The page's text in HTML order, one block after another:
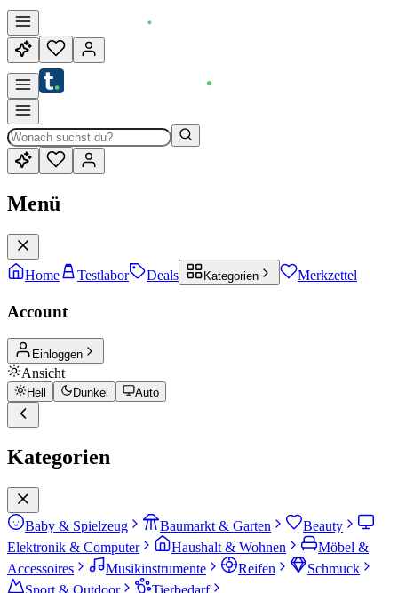
Menü
Home Testlabor Deals Kategorien Merkzettel
Account
Einloggen
Ansicht
Hell Dunkel Auto
Kategorien
Baby & Spielzeug Baumarkt & Garten
Beauty
Elektronik & Computer
Haushalt & Wohnen
Möbel &
Accessoires
Musikinstrumente Reifen
Schmuck
Sport & Outdoor
Tierbedarf